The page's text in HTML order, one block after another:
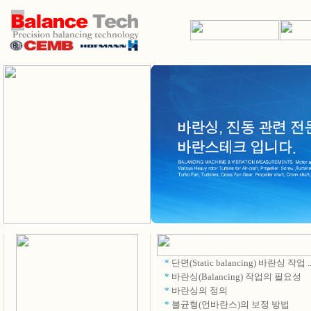
* 단면(Static balancing) 바란싱 작업
* 바란싱(Balancing) 작업의 필요성
* 바란싱의 정의
* 불균형(언바란스)의 보정 방법